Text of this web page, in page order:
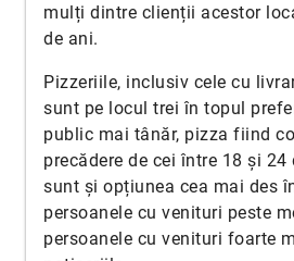
mulți dintre clienții acestor
de ani.
Pizzeriile, inclusiv cele cu
sunt pe locul trei în topul
public mai tânăr, pizza fiind
precădere de cei între 18 și
sunt și opțiunea cea mai des
persoanele cu venituri peste
persoanele cu venituri foarte